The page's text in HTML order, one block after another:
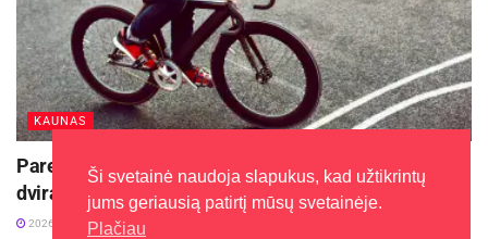
KAUNAS
Pareigūnai aiškinasi, kas išvažiavo su svetimu
dviračiu
2026-07-21
Ši svetainė naudoja slapukus, kad užtikrintų
jums geriausią patirtį mūsų svetainėje.
Plačiau